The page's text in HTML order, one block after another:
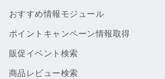
おすすめ情報モジュール
ポイントキャンペーン情報取得
販促イベント検索
商品レビュー検索